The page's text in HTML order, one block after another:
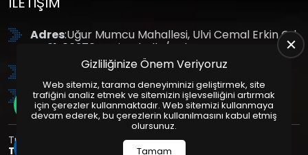
Adres:Uğur Mumcu Mahallesi, Ulvi Cemal Erkin Cd.
No:61, 06370 Yenimahalle/Ankara
: +90 (312) 354 8888
GSM: +90 (532) 343 4085
Tüm Hakları Saklıdır. | Bu site Us Yazılım
Tasarım
Paketleri ile Hazırlanmıştır. © 2025
Gizliliğinize Önem Veriyoruz
Web sitemiz, tarama deneyiminizi geliştirmek, site
trafiğini analiz etmek ve sitemizin işlevselliğini artırmak
için çerezler kullanmaktadır. Web sitemizi kullanmaya
devam ederek, bu çerezlerin kullanılmasını kabul etmiş
olursunuz.
Tamam